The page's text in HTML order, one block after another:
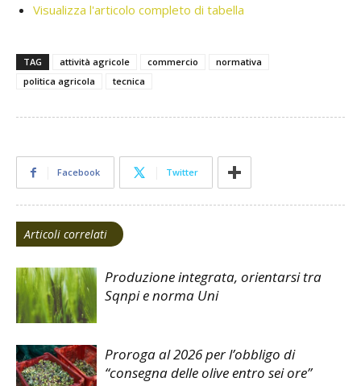
Visualizza l'articolo completo di tabella
TAG attività agricole commercio
normativa
politica agricola
tecnica
Facebook Twitter
Articoli correlati
Produzione integrata, orientarsi tra
Sqnpi e norma Uni
Proroga al 2026 per l’obbligo di
“consegna delle olive entro sei ore”